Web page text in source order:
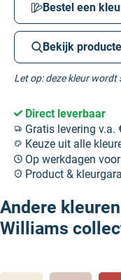
Bestel een
Bekijk
Let op: deze kleur
Direct leverbaar
Gratis levering v.a.
Keuze uit alle
Op werkdagen
Product &
Andere
Williams